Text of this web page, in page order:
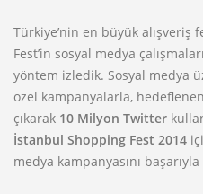
Türkiye’nin en büyük
Fest’in sosyal medya
yöntem izledik. Sosyal medya
özel kampanyalarla,
çıkarak 10 Milyon Twitter
İstanbul Shopping Fest 2014
medya kampanyasını